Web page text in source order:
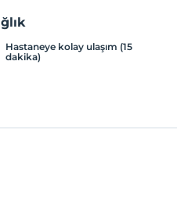
Hastaneye kolay ulaşım (15
dakika)